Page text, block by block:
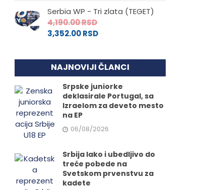
Serbia WP - Tri zlata (TEGET)
4,190.00RSD
3,352.00RSD
NAJNOVIJI ČLANCI
Srpske juniorke
deklasirale Portugal, sa
Izraelom za deveto mesto
na EP
06/08/2026
Srbija lako i ubedljivo do
treće pobede na
Svetskom prvenstvu za
kadete